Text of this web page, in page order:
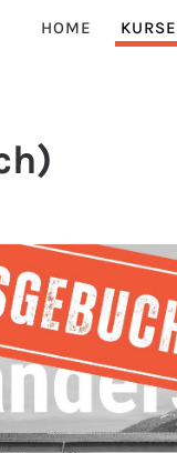
HOME KURSE